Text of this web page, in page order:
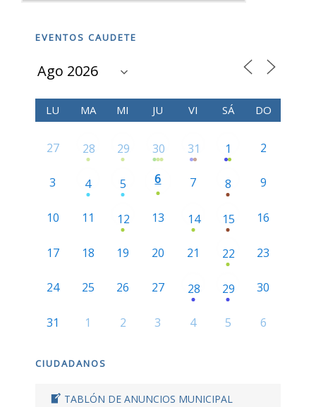
EVENTOS CAUDETE
LU MA MI JU VI SÁ DO
27 28 29 30 31 1 2
3 4 5 6 7 8 9
10 11 12 13 14 15 16
17 18 19 20 21 22 23
24 25 26 27 28 29 30
31 1 2 3 4 5 6
CIUDADANOS
TABLÓN DE ANUNCIOS MUNICIPAL